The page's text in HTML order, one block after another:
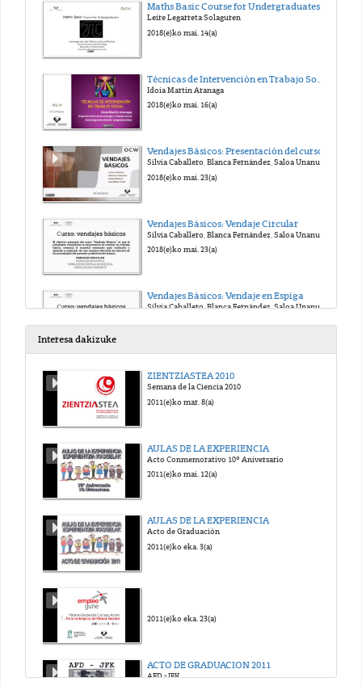
Maths Basic Course for Undergraduates
Leire Legarreta Solaguren
2018(e)ko mai. 14(a)
Idoia Martin Aranaga
2018(e)ko mai. 16(a)
Vendajes Básicos: Presentación del curso
2018(e)ko mai. 23(a)
Vendajes Básicos: Vendaje Circular
2018(e)ko mai. 23(a)
Vendajes Básicos: Vendaje en Espiga
Silvia Caballero, Blanca Fernández, Saloa Unanue, Ana Belén Fraile
Interesa dakizuke
ZIENTZIASTEA 2010
Semana de la Ciencia 2010
2011(e)ko mar. 8(a)
AULAS DE LA EXPERIENCIA
Acto Conmemorativo 10º Aniversario
2011(e)ko mai. 12(a)
AULAS DE LA EXPERIENCIA
Acto de Graduación
2011(e)ko eka. 3(a)
2011(e)ko eka. 23(a)
ACTO DE GRADUACION 2011
AFD - JFK